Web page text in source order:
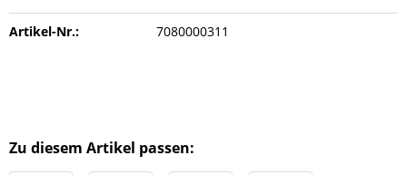
Artikel-Nr.: 7080000311
Zu diesem Artikel passen: